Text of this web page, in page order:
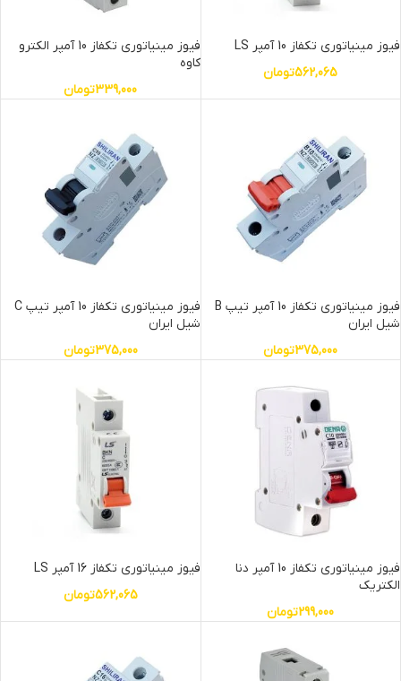
فیوز مینیاتوری تکفاز 10 آمپر LS
562,065تومان
فیوز مینیاتوری تکفاز 10 آمپر الکترو
کاوه
339,000تومان
فیوز مینیاتوری تکفاز 10 آمپر تیپ B
شیل ایران
375,000تومان
فیوز مینیاتوری تکفاز 10 آمپر تیپ C
شیل ایران
375,000تومان
فیوز مینیاتوری تکفاز 10 آمپر دنا
الکتریک
299,000تومان
فیوز مینیاتوری تکفاز 16 آمپر LS
562,065تومان